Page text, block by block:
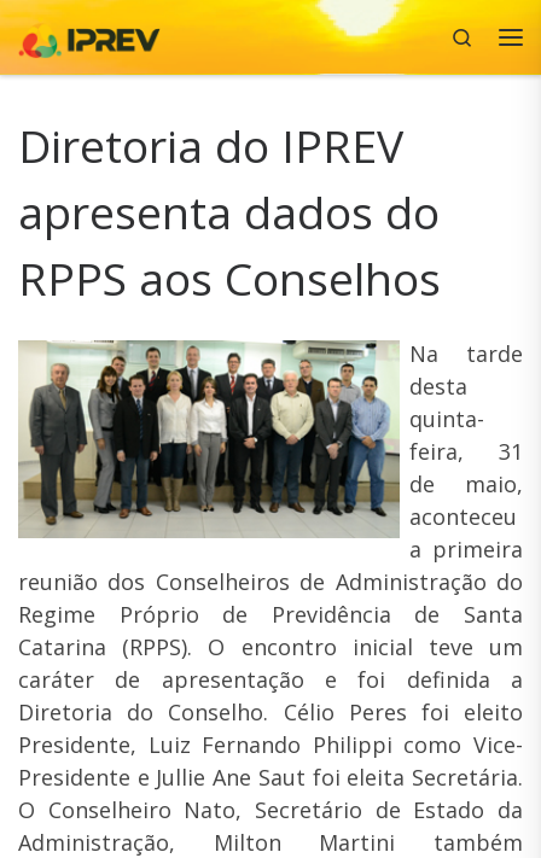
Skip to content
Search
Diretoria do IPREV
apresenta dados do
RPPS aos Conselhos
Na tarde
desta
quinta-
feira, 31
de maio,
aconteceu
a primeira
reunião dos Conselheiros de Administração do
Regime Próprio de Previdência de Santa
Catarina (RPPS). O encontro inicial teve um
caráter de apresentação e foi definida a
Diretoria do Conselho. Célio Peres foi eleito
Presidente, Luiz Fernando Philippi como Vice-
Presidente e Jullie Ane Saut foi eleita Secretária.
O Conselheiro Nato, Secretário de Estado da
Administração, Milton Martini também